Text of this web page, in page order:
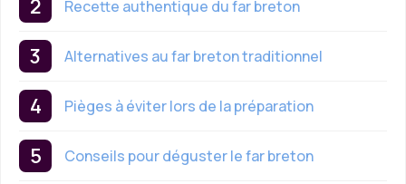
Recette authentique du far breton
Alternatives au far breton traditionnel
Pièges à éviter lors de la préparation
Conseils pour déguster le far breton